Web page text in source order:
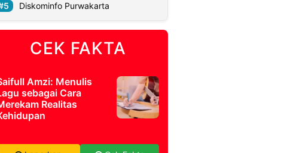
Diskominfo Purwakarta
CEK FAKTA
Amzi: Menulis
sebagai Cara
Realitas